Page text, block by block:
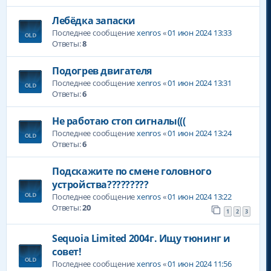
Лебёдка запаски
Последнее сообщениеxenros«01 июн 2024 13:33
Ответы:8
Подогрев двигателя
Последнее сообщениеxenros«01 июн 2024 13:31
Ответы:6
Не работаю стоп сигналы(((
Последнее сообщениеxenros«01 июн 2024 13:24
Ответы:6
Подскажите по смене головного
устройства?????????
Последнее сообщениеxenros«01 июн 2024 13:22
Ответы:20 1 2 3
Sequoia Limited 2004г. Ищу тюнинг и
совет!
Последнее сообщениеxenros«01 июн 2024 11:56